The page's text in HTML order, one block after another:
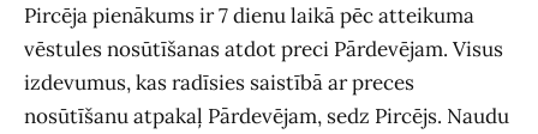
Pircēja pienākums ir 7 dienu laikā pēc atteikuma
vēstules nosūtīšanas atdot preci Pārdevējam. Visus
izdevumus, kas radīsies saistībā ar preces
nosūtīšanu atpakaļ Pārdevējam, sedz Pircējs. Naudu